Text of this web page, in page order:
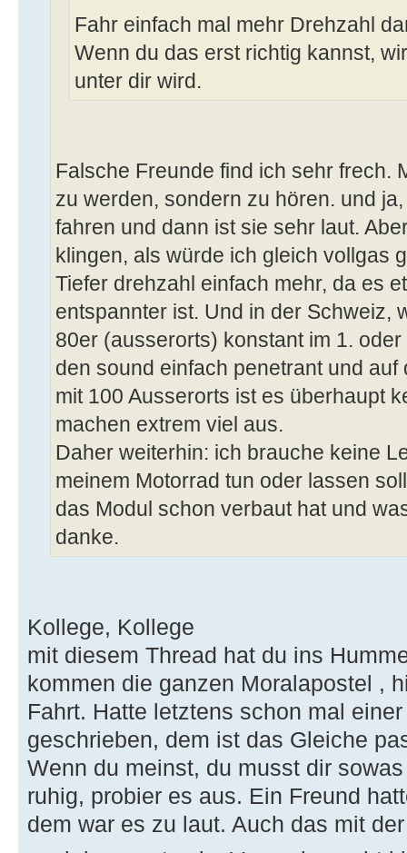
Fahr einfach mal mehr Drehzahl
Wenn du das erst richtig kannst,
unter dir wird.
Falsche Freunde find ich sehr frech.
zu werden, sondern zu hören. und
fahren und dann ist sie sehr laut.
klingen, als würde ich gleich vollgas
Tiefer drehzahl einfach mehr, da es
entspannter ist. Und in der Schweiz,
80er (ausserorts) konstant im 1.
den sound einfach penetrant und
mit 100 Ausserorts ist es überhaupt
machen extrem viel aus.
Daher weiterhin: ich brauche keine
meinem Motorrad tun oder lassen
das Modul schon verbaut hat und
danke.
Kollege, Kollege
mit diesem Thread hat du ins
kommen die ganzen Moralapostel ,
Fahrt. Hatte letztens schon mal
geschrieben, dem ist das Gleiche
Wenn du meinst, du musst dir
ruhig, probier es aus. Ein Freund
dem war es zu laut. Auch das mit